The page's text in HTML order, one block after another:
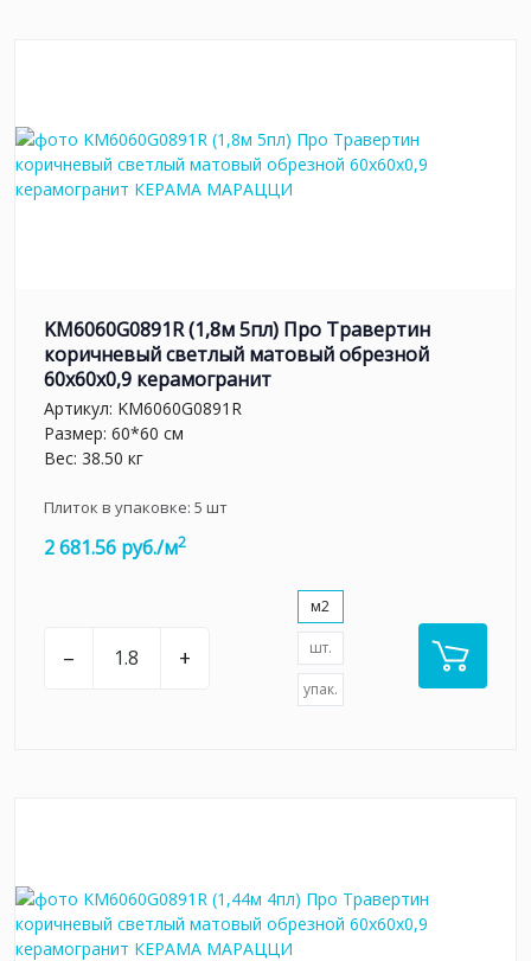
KM6060G0891R (1,8м 5пл) Про Травертин
коричневый светлый матовый обрезной
60x60x0,9 керамогранит
Артикул: KM6060G0891R
Размер: 60*60 см
Вес: 38.50 кг
Плиток в упаковке: 5 шт
2 681.56 руб./м2
– +
м2
шт.
упак.